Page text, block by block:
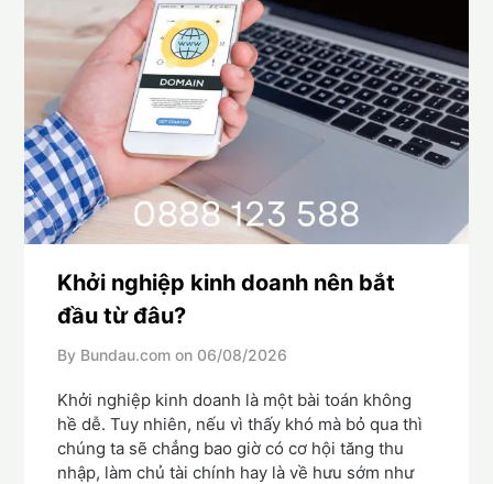
Khởi nghiệp kinh doanh nên bắt
đầu từ đâu?
By Bundau.com on 06/08/2026
Khởi nghiệp kinh doanh là một bài toán không
hề dễ. Tuy nhiên, nếu vì thấy khó mà bỏ qua thì
chúng ta sẽ chẳng bao giờ có cơ hội tăng thu
nhập, làm chủ tài chính hay là về hưu sớm như